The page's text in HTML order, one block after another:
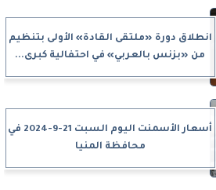
انطلاق دورة «ملتقى القادة» الأولى بتنظيم
من «بزنس بالعربي» في احتفالية كبرى...
أسعار الأسمنت اليوم السبت 21-9-2024 في
محافظة المنيا